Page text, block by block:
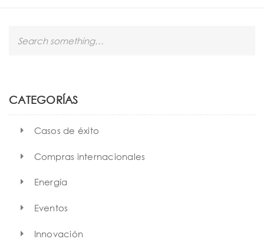
h
CATEGORÍAS
Casos de éxito
Compras internacionales
Energía
Eventos
Innovación